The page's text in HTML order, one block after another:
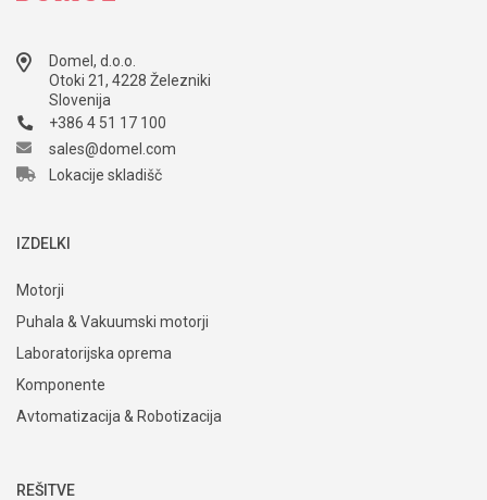
Domel, d.o.o.
Otoki 21, 4228 Železniki
Slovenija
+386 4 51 17 100
sales@domel.com
Lokacije skladišč
IZDELKI
Motorji
Puhala & Vakuumski motorji
Laboratorijska oprema
Komponente
Avtomatizacija & Robotizacija
REŠITVE